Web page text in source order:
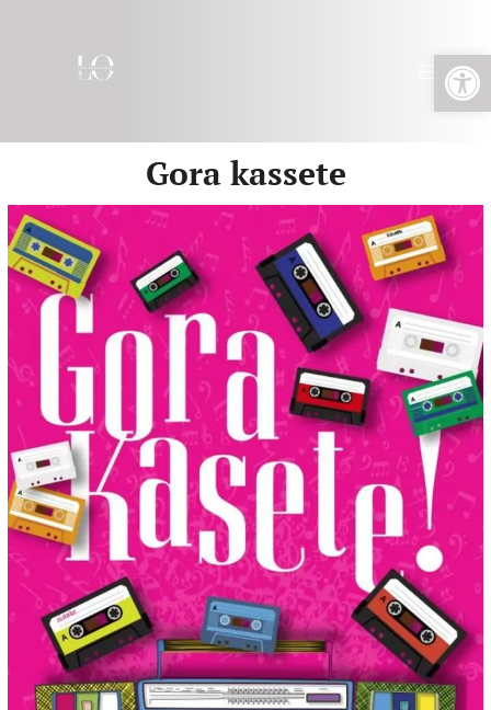
Abrir barra de herramientas
Gora kassete